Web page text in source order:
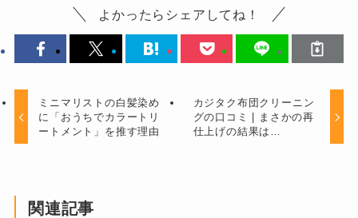
よかったらシェアしてね！
ミニマリストの白髪染め
に「おうちでカラートリ
ートメント」を推す理由
カジタク布団クリーニン
グの口コミ | まさかの再
仕上げの結果は…
関連記事